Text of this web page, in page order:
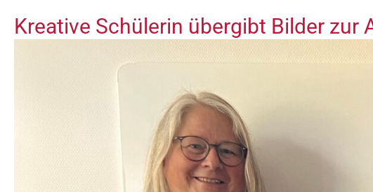
Kreative Schülerin übergibt Bilder